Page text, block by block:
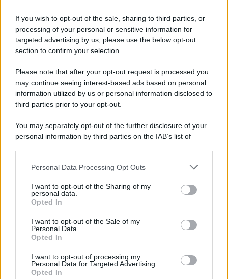
If you wish to opt-out of the sale, sharing to third parties, or
processing of your personal or sensitive information for
targeted advertising by us, please use the below opt-out
section to confirm your selection.
Please note that after your opt-out request is processed you
may continue seeing interest-based ads based on personal
information utilized by us or personal information disclosed to
third parties prior to your opt-out.
You may separately opt-out of the further disclosure of your
personal information by third parties on the IAB’s list of
This information may also be disclosed by us to third parties
disclose it to other third parties.
Please note that this website/app uses one or more Google
services and may gather and store information including but
not limited to your visit or usage behaviour. You may click to
grant or deny consent to Google and its third-party tags to
consent section.
Personal Data Processing Opt Outs
I want to opt-out of the Sharing of my
personal data.
Opted In
I want to opt-out of the Sale of my
Personal Data.
Opted In
I want to opt-out of processing my
Personal Data for Targeted Advertising.
Opted In
NEWS
“Vinted dei viaggi”: ora puoi acquistare
vacanze già prenotate risparmiando
centinaia di euro
Lo sapevi che...
È stato eletto il sentiero più bello del
Regno Unito: il paesaggio lascia senza
fiato
Non solo Scala dei Turchi: c’è un’altra
meraviglia che conquista al primo
sguardo
Non è quello di Arcugnano: il vero
anfiteatro romano del Veneto si trova